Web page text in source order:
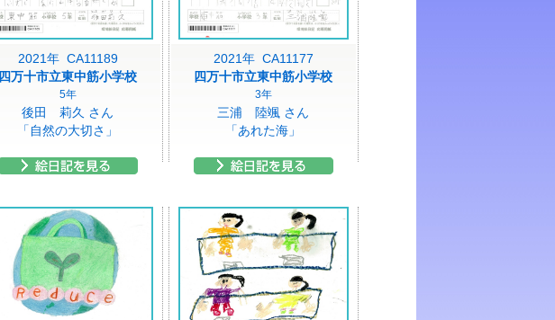
2021年 CA11189
四万十市立東中筋小学校
5年
後田 莉久 さん
「自然の大切さ」
2021年 CA11177
四万十市立東中筋小学校
3年
三浦 陸颯 さん
「あれた海」